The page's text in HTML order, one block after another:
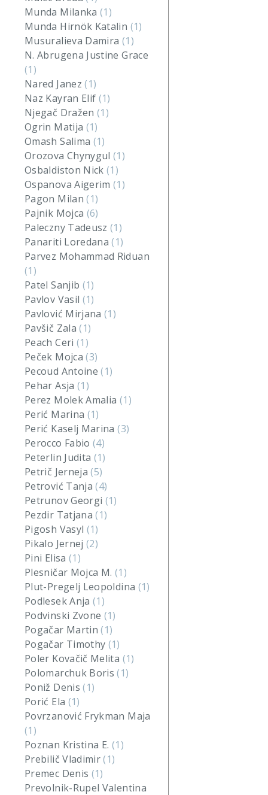
Munda Milanka(1)
Munda Hirnök Katalin (1)
Musuralieva Damira (1)
N. Abrugena Justine Grace
(1)
Nared Janez(1)
Naz Kayran Elif (1)
Njegač Dražen(1)
Ogrin Matija (1)
Omash Salima (1)
Orozova Chynygul(1)
Osbaldiston Nick(1)
Ospanova Aigerim(1)
Pagon Milan(1)
Pajnik Mojca (6)
Paleczny Tadeusz(1)
Panariti Loredana(1)
Parvez Mohammad Riduan
(1)
Patel Sanjib (1)
Pavlov Vasil (1)
Pavlović Mirjana(1)
Pavšič Zala(1)
Peach Ceri (1)
Peček Mojca(3)
Pecoud Antoine(1)
Pehar Asja (1)
Perez Molek Amalia (1)
Perić Marina (1)
Perić Kaselj Marina(3)
Perocco Fabio(4)
Peterlin Judita (1)
Petrič Jerneja(5)
Petrović Tanja(4)
Petrunov Georgi (1)
Pezdir Tatjana(1)
Pigosh Vasyl (1)
Pikalo Jernej(2)
Pini Elisa (1)
Plesničar Mojca M. (1)
Plut-Pregelj Leopoldina (1)
Podlesek Anja(1)
Podvinski Zvone (1)
Pogačar Martin(1)
Pogačar Timothy (1)
Poler Kovačič Melita (1)
Polomarchuk Boris(1)
Poniž Denis(1)
Porić Ela (1)
Povrzanović Frykman Maja
(1)
Poznan Kristina E. (1)
Prebilič Vladimir(1)
Premec Denis (1)
Prevolnik-Rupel Valentina